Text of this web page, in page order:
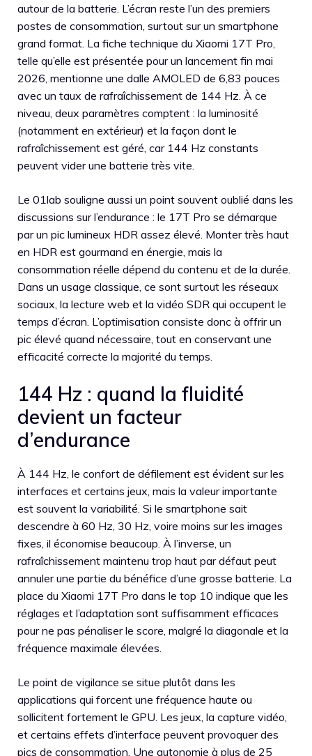
autour de la batterie. L’écran reste l’un des premiers
postes de consommation, surtout sur un smartphone
grand format. La fiche technique du Xiaomi 17T Pro,
telle qu’elle est présentée pour un lancement fin mai
2026, mentionne une dalle AMOLED de 6,83 pouces
avec un taux de rafraîchissement de 144 Hz. À ce
niveau, deux paramètres comptent : la luminosité
(notamment en extérieur) et la façon dont le
rafraîchissement est géré, car 144 Hz constants
peuvent vider une batterie très vite.
Le 01lab souligne aussi un point souvent oublié dans les
discussions sur l’endurance : le 17T Pro se démarque
par un pic lumineux HDR assez élevé. Monter très haut
en HDR est gourmand en énergie, mais la
consommation réelle dépend du contenu et de la durée.
Dans un usage classique, ce sont surtout les réseaux
sociaux, la lecture web et la vidéo SDR qui occupent le
temps d’écran. L’optimisation consiste donc à offrir un
pic élevé quand nécessaire, tout en conservant une
efficacité correcte la majorité du temps.
144 Hz : quand la fluidité
devient un facteur
d’endurance
À 144 Hz, le confort de défilement est évident sur les
interfaces et certains jeux, mais la valeur importante
est souvent la variabilité. Si le smartphone sait
descendre à 60 Hz, 30 Hz, voire moins sur les images
fixes, il économise beaucoup. À l’inverse, un
rafraîchissement maintenu trop haut par défaut peut
annuler une partie du bénéfice d’une grosse batterie. La
place du Xiaomi 17T Pro dans le top 10 indique que les
réglages et l’adaptation sont suffisamment efficaces
pour ne pas pénaliser le score, malgré la diagonale et la
fréquence maximale élevées.
Le point de vigilance se situe plutôt dans les
applications qui forcent une fréquence haute ou
sollicitent fortement le GPU. Les jeux, la capture vidéo,
et certains effets d’interface peuvent provoquer des
pics de consommation. Une autonomie à plus de 25